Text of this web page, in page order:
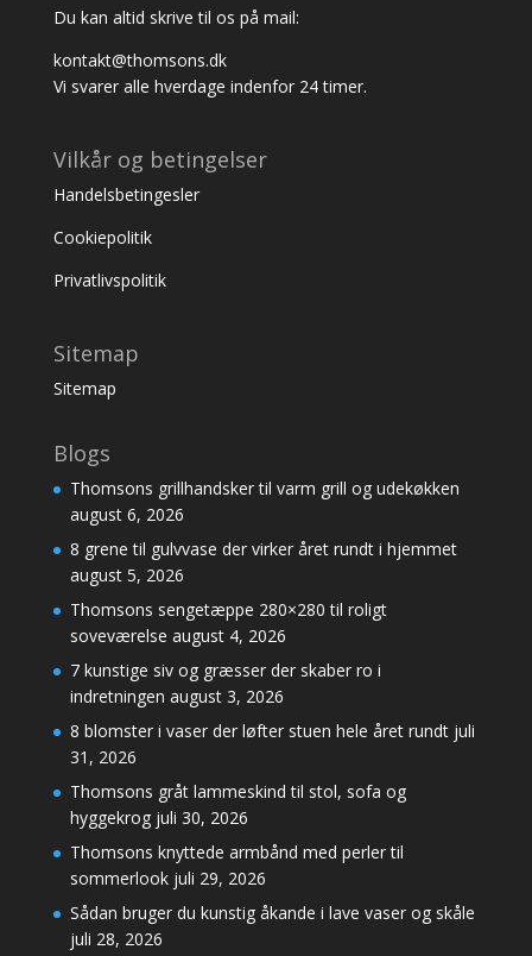
Du kan altid skrive til os på mail:
kontakt@thomsons.dk
Vi svarer alle hverdage indenfor 24 timer.
Vilkår og betingelser
Handelsbetingesler
Cookiepolitik
Privatlivspolitik
Sitemap
Sitemap
Blogs
Thomsons grillhandsker til varm grill og udekøkken
august 6, 2026
8 grene til gulvvase der virker året rundt i hjemmet
august 5, 2026
Thomsons sengetæppe 280×280 til roligt
soveværelse august 4, 2026
7 kunstige siv og græsser der skaber ro i
indretningen august 3, 2026
8 blomster i vaser der løfter stuen hele året rundt juli
31, 2026
Thomsons gråt lammeskind til stol, sofa og
hyggekrog juli 30, 2026
Thomsons knyttede armbånd med perler til
sommerlook juli 29, 2026
Sådan bruger du kunstig åkande i lave vaser og skåle
juli 28, 2026